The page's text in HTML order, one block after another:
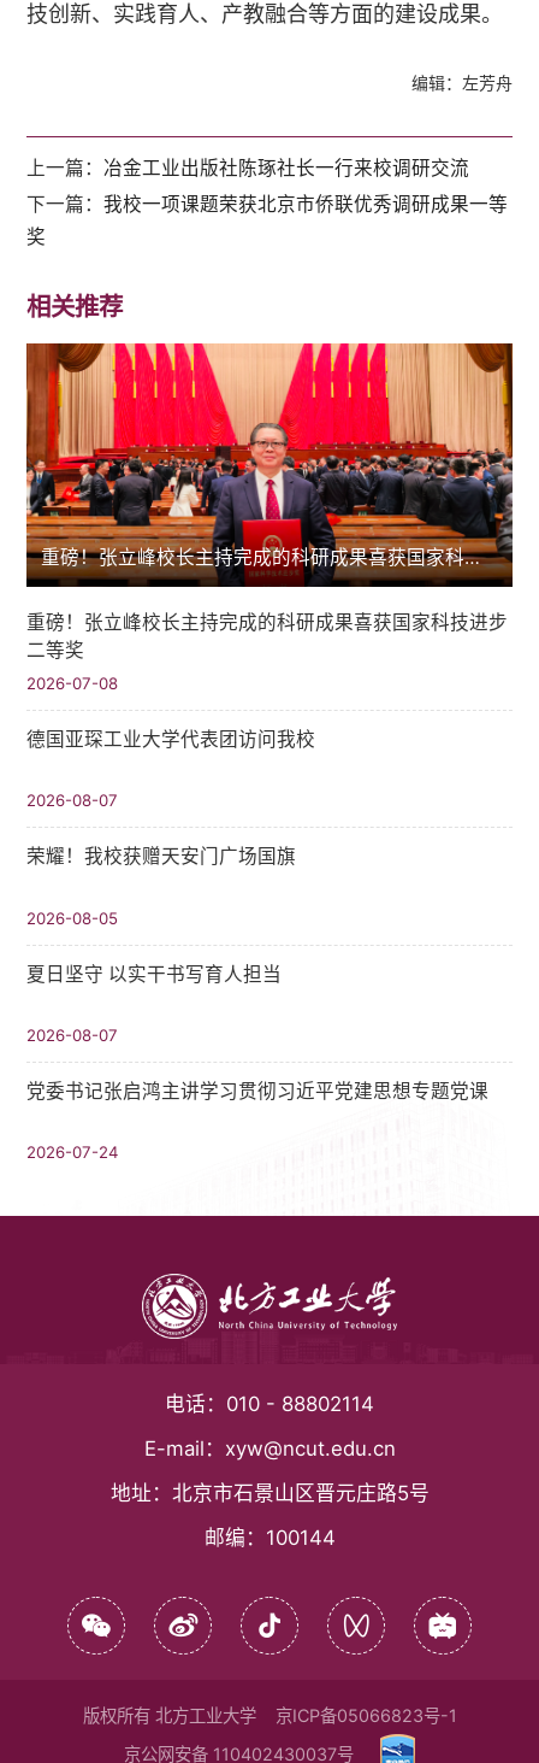
技创新、实践育人、产教融合等方面的建设成果。
编辑：左芳舟
上一篇： 冶金工业出版社陈琢社长一行来校调研交流
下一篇：我校一项课题荣获北京市侨联优秀调研成果一等
奖
相关推荐
重磅！张立峰校长主持完成的科研成果喜获国家科技进步二等奖
重磅！张立峰校长主持完成的科研成果喜获国家科技进步
二等奖
2026-07-08
德国亚琛工业大学代表团访问我校
2026-08-07
荣耀！我校获赠天安门广场国旗
2026-08-05
夏日坚守 以实干书写育人担当
2026-08-07
党委书记张启鸿主讲学习贯彻习近平党建思想专题党课
2026-07-24
电话： 010 - 88802114
E-mail： xyw@ncut.edu.cn
地址： 北京市石景山区晋元庄路5号
邮编： 100144
版权所有 北方工业大学
京ICP备05066823号-1
京公网安备 110402430037号